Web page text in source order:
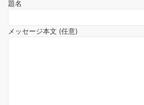
題名
メッセージ本文 (任意)